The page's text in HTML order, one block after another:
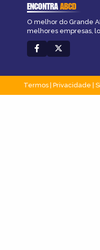
ENCONTRAABCD
O melhor do Grande
melhores empresas,
Termos Privacidade